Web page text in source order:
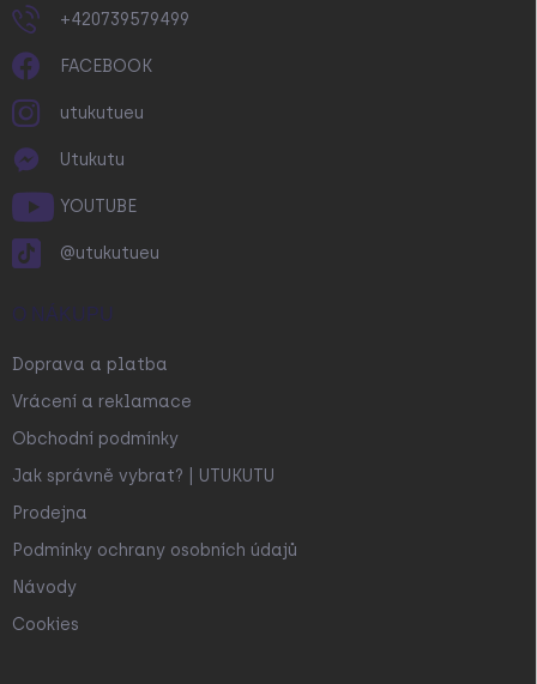
+420739579499
FACEBOOK
utukutueu
Utukutu
YOUTUBE
@utukutueu
O NÁKUPU
Doprava a platba
Vrácení a reklamace
Obchodní podmínky
Jak správně vybrat? | UTUKUTU
Prodejna
Podmínky ochrany osobních údajů
Návody
Cookies